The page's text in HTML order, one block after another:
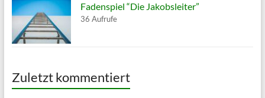
Fadenspiel “Die Jakobsleiter”
36 Aufrufe
Zuletzt kommentiert